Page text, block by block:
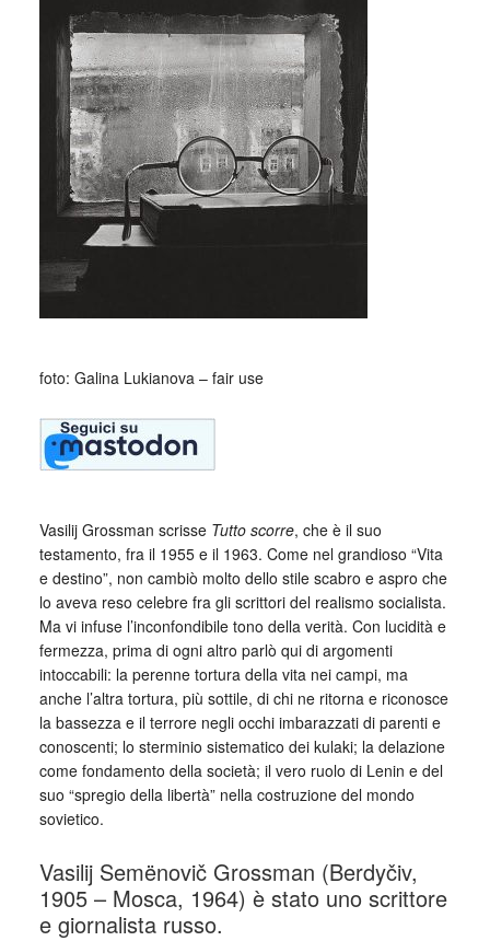
foto: Galina Lukianova – fair use
Vasilij Grossman scrisse Tutto scorre, che è il suo
testamento, fra il 1955 e il 1963. Come nel grandioso “Vita
e destino”, non cambiò molto dello stile scabro e aspro che
lo aveva reso celebre fra gli scrittori del realismo socialista.
Ma vi infuse l’inconfondibile tono della verità. Con lucidità e
fermezza, prima di ogni altro parlò qui di argomenti
intoccabili: la perenne tortura della vita nei campi, ma
anche l’altra tortura, più sottile, di chi ne ritorna e riconosce
la bassezza e il terrore negli occhi imbarazzati di parenti e
conoscenti; lo sterminio sistematico dei kulaki; la delazione
come fondamento della società; il vero ruolo di Lenin e del
suo “spregio della libertà” nella costruzione del mondo
sovietico.
Vasilij Semënovič Grossman (Berdyčiv,
1905 – Mosca, 1964) è stato uno scrittore
e giornalista russo.